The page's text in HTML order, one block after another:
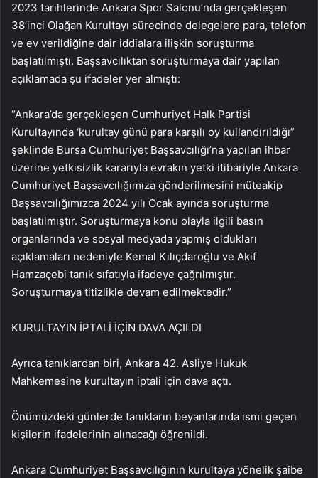
2023 tarihlerinde Ankara Spor Salonu’nda gerçekleşen
38’inci Olağan Kurultayı sürecinde delegelere para, telefon
ve ev verildiğine dair iddialara ilişkin soruşturma
başlatılmıştı. Başsavcılıktan soruşturmaya dair yapılan
açıklamada şu ifadeler yer almıştı:
“Ankara’da gerçekleşen Cumhuriyet Halk Partisi
Kurultayında ‘kurultay günü para karşılı oy kullandırıldığı”
şeklinde Bursa Cumhuriyet Başsavcılığı’na yapılan ihbar
üzerine yetkisizlik kararıyla evrakın yetki itibariyle Ankara
Cumhuriyet Başsavcılığımıza gönderilmesini müteakip
Başsavcılığımızca 2024 yılı Ocak ayında soruşturma
başlatılmıştır. Soruşturmaya konu olayla ilgili basın
organlarında ve sosyal medyada yapmış oldukları
açıklamaları nedeniyle Kemal Kılıçdaroğlu ve Akif
Hamzaçebi tanık sıfatıyla ifadeye çağrılmıştır.
Soruşturmaya titizlikle devam edilmektedir.”
KURULTAYIN İPTALİ İÇİN DAVA AÇILDI
Ayrıca tanıklardan biri, Ankara 42. Asliye Hukuk
Mahkemesine kurultayın iptali için dava açtı.
Önümüzdeki günlerde tanıkların beyanlarında ismi geçen
kişilerin ifadelerinin alınacağı öğrenildi.
Ankara Cumhuriyet Başsavcılığının kurultaya yönelik şaibe